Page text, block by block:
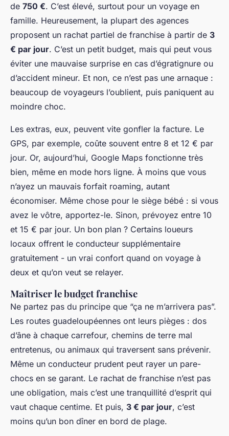
de 750 €. C’est élevé, surtout pour un voyage en
famille. Heureusement, la plupart des agences
proposent un rachat partiel de franchise à partir de 3
€ par jour. C’est un petit budget, mais qui peut vous
éviter une mauvaise surprise en cas d’égratignure ou
d’accident mineur. Et non, ce n’est pas une arnaque :
beaucoup de voyageurs l’oublient, puis paniquent au
moindre choc.
Les extras, eux, peuvent vite gonfler la facture. Le
GPS, par exemple, coûte souvent entre 8 et 12 € par
jour. Or, aujourd’hui, Google Maps fonctionne très
bien, même en mode hors ligne. À moins que vous
n’ayez un mauvais forfait roaming, autant
économiser. Même chose pour le siège bébé : si vous
avez le vôtre, apportez-le. Sinon, prévoyez entre 10
et 15 € par jour. Un bon plan ? Certains loueurs
locaux offrent le conducteur supplémentaire
gratuitement - un vrai confort quand on voyage à
deux et qu’on veut se relayer.
Maîtriser le budget franchise
Ne partez pas du principe que “ça ne m’arrivera pas”.
Les routes guadeloupéennes ont leurs pièges : dos
d’âne à chaque carrefour, chemins de terre mal
entretenus, ou animaux qui traversent sans prévenir.
Même un conducteur prudent peut rayer un pare-
chocs en se garant. Le rachat de franchise n’est pas
une obligation, mais c’est une tranquillité d’esprit qui
vaut chaque centime. Et puis, 3 € par jour, c’est
moins qu’un bon dîner en bord de plage.